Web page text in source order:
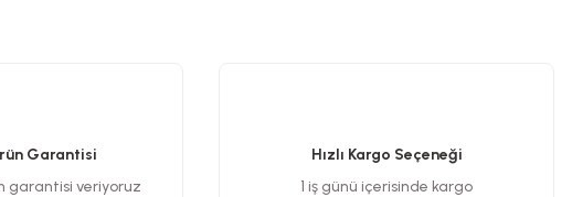
Garantisi
garantisi veriyoruz
Hızlı Kargo Seçeneği
1 iş günü içerisinde kargo